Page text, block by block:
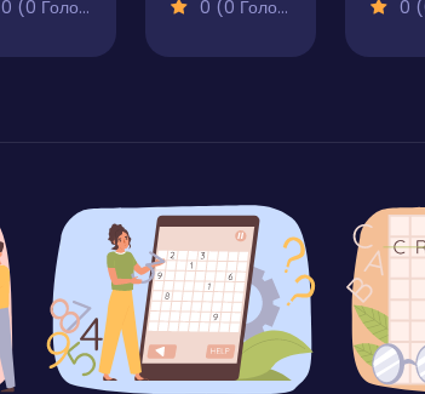
0 (0 Голосів) 0 (0 Голосів) 0 (0